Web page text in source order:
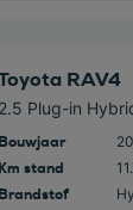
RAV4
2.5 Plug-in
Bouwjaar
Km stand
Brandstof